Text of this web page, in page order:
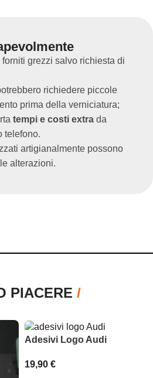
forniti grezzi salvo richiesta di
richiedere piccole
prima della verniciatura;
tempi e costi extra da
telefono.
artigianalmente possono
alterazioni.
PIACERE /
Adesivi Logo Audi
19,90 €